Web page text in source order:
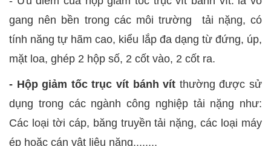
gang nên bền trong các môi trường tải nặng, có
tính năng tự hãm cao, kiểu lắp đa dạng từ đứng, úp,
mặt loa, ghép 2 hộp số, 2 cốt vào, 2 cốt ra.
- Hộp giảm tốc trục vít bánh vít thường được sử
dụng trong các ngành công nghiệp tải nặng như:
Các loại tời cáp, băng truyền tải nặng, các loại máy
ép hoặc cán vật liệu nặng........